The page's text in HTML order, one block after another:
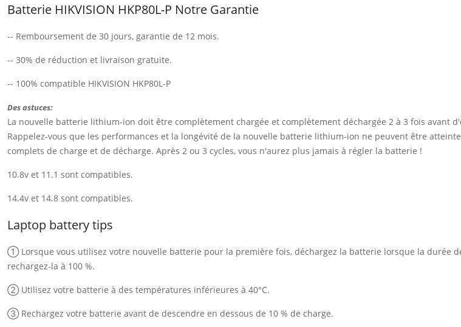
Batterie HIKVISION HKP80L-P Notre Garantie
-- Remboursement de 30 jours, garantie de 12 mois.
-- 30% de réduction et livraison gratuite.
-- 100% compatible HIKVISION HKP80L-P
Des astuces:
La nouvelle batterie lithium-ion doit être complètement chargée et complètement déchargée 2 à 3 fois avant
Rappelez-vous que les performances et la longévité de la nouvelle batterie lithium-ion ne peuvent être
complets de charge et de décharge. Après 2 ou 3 cycles, vous n'aurez plus jamais à régler la batterie !
10.8v et 11.1 sont compatibles.
14.4v et 14.8 sont compatibles.
Laptop battery tips
① Lorsque vous utilisez votre nouvelle batterie pour la première fois, déchargez la batterie lorsque la durée
rechargez-la à 100 %.
② Utilisez votre batterie à des températures inférieures à 40°C.
③ Rechargez votre batterie avant de descendre en dessous de 10 % de charge.